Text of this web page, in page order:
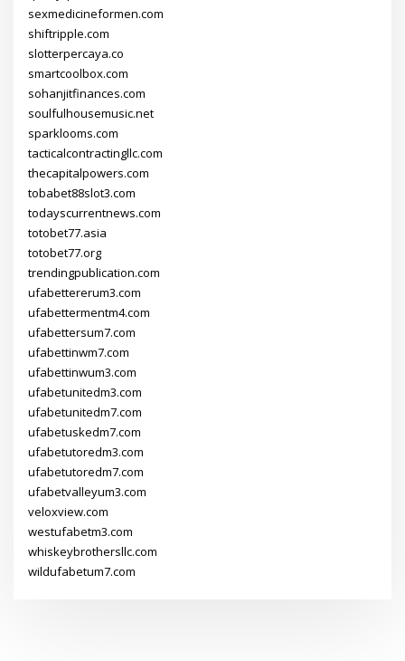
sexmedicineformen.com
shiftripple.com
slotterpercaya.co
smartcoolbox.com
sohanjitfinances.com
soulfulhousemusic.net
sparklooms.com
tacticalcontractingllc.com
thecapitalpowers.com
tobabet88slot3.com
todayscurrentnews.com
totobet77.asia
totobet77.org
trendingpublication.com
ufabettererum3.com
ufabettermentm4.com
ufabettersum7.com
ufabettinwm7.com
ufabettinwum3.com
ufabetunitedm3.com
ufabetunitedm7.com
ufabetuskedm7.com
ufabetutoredm3.com
ufabetutoredm7.com
ufabetvalleyum3.com
veloxview.com
westufabetm3.com
whiskeybrothersllc.com
wildufabetum7.com